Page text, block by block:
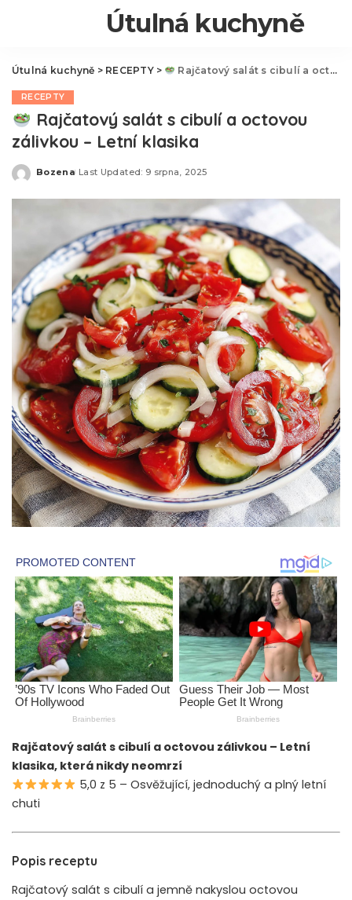
Útulná kuchyně
Útulná kuchyně > RECEPTY> Rajčatový salát s cibulí a octovou zálivkou – Letní klasika
RECEPTY
Rajčatový salát s cibulí a octovou
zálivkou – Letní klasika
Posted
Bozena Last Updated: 9 srpna, 2025
Rajčatový salát s cibulí a octovou zálivkou – Letní
klasika, která nikdy neomrzí
5,0 z 5 – Osvěžující, jednoduchý a plný letní
chuti
Popis receptu
Rajčatový salát s cibulí a jemně nakyslou octovou